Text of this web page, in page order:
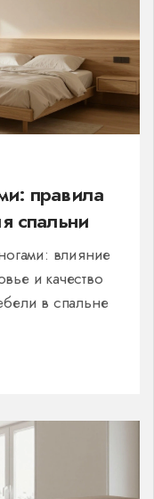
правила
спальни
влияние
и качество
в спальне